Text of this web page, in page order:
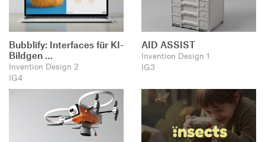
Bubblify: Interfaces für KI-
Bildgen …
Invention Design 2
IG4
AID ASSIST
Invention Design 1
IG3